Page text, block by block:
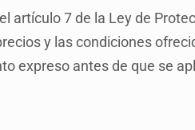
artículo 7 de la Ley de
y las condiciones
expreso antes de que se